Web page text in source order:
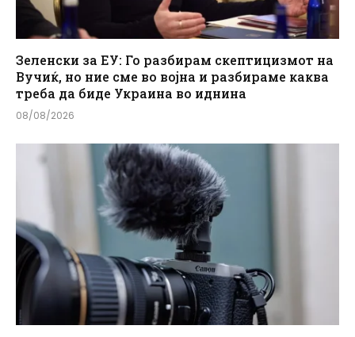
Зеленски за ЕУ: Го разбирам скептицизмот на
Вучиќ, но ние сме во војна и разбираме каква
треба да биде Украина во иднина
08/08/2026